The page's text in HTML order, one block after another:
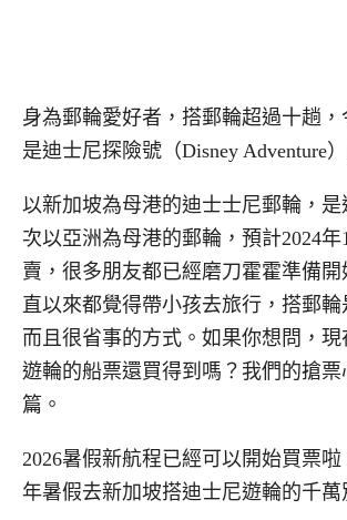
身為郵輪愛好者，搭郵輪超過十趟
是迪士尼探險號（Disney Adventure）
以新加坡為母港的迪士士尼郵輪，是
次以亞洲為母港的郵輪，預計2024年
賣，很多朋友都已經磨刀霍霍準備
直以來都覺得帶小孩去旅行，搭郵
而且很省事的方式。如果你想問，
遊輪的船票還買得到嗎？我們的搶
篇。
2026暑假新航程已經可以開始買票啦
年暑假去新加坡搭迪士尼遊輪的千萬